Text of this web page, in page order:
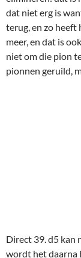
het gaat lukken
blijft